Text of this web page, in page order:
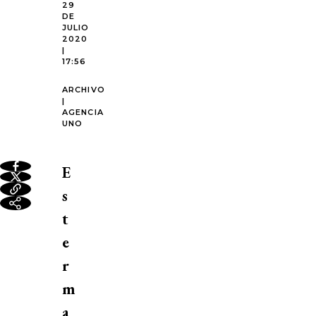
29
DE
JULIO
2020
|
17:56
ARCHIVO
|
AGENCIA
UNO
E
s
t
e
r
m